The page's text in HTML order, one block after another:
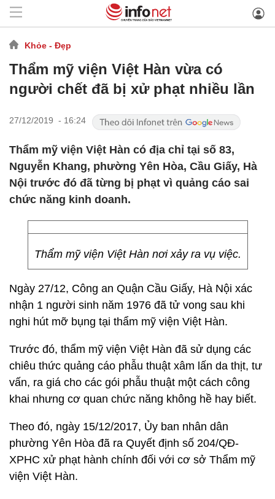
Khỏe - Đẹp
Thẩm mỹ viện Việt Hàn vừa có
người chết đã bị xử phạt nhiều lần
27/12/2019 - 16:24
Thẩm mỹ viện Việt Hàn có địa chỉ tại số 83,
Nguyễn Khang, phường Yên Hòa, Cầu Giấy, Hà
Nội trước đó đã từng bị phạt vì quảng cáo sai
chức năng kinh doanh.
Thẩm mỹ viện Việt Hàn nơi xảy ra vụ việc.
Ngày 27/12, Công an Quận Cầu Giấy, Hà Nội xác
nhận 1 người sinh năm 1976 đã tử vong sau khi
nghi hút mỡ bụng tại thẩm mỹ viện Việt Hàn.
Trước đó, thẩm mỹ viện Việt Hàn đã sử dụng các
chiêu thức quảng cáo phẫu thuật xâm lấn da thịt, tư
vấn, ra giá cho các gói phẫu thuật một cách công
khai nhưng cơ quan chức năng không hề hay biết.
Theo đó, ngày 15/12/2017, Ủy ban nhân dân
phường Yên Hòa đã ra Quyết định số 204/QĐ-
XPHC xử phạt hành chính đối với cơ sở Thẩm mỹ
viện Việt Hàn.